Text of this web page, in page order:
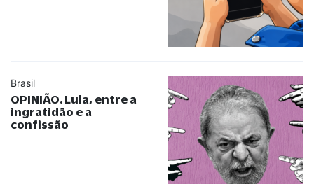
Brasil
OPINIÃO. Lula, entre a
ingratidão e a
confissão